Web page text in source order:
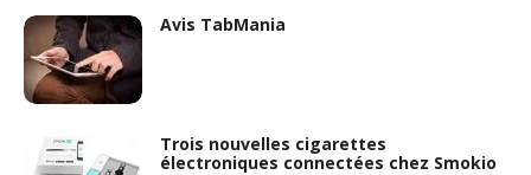
Avis TabMania
Trois nouvelles cigarettes
électroniques connectées chez Smokio